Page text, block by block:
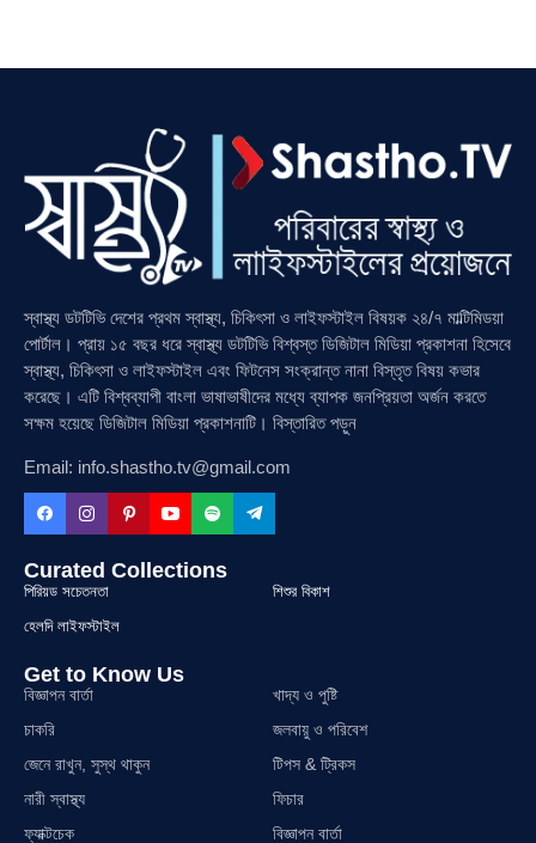
স্বাস্থ্য ডটটিভি দেশের প্রথম স্বাস্থ্য, চিকিৎসা ও লাইফস্টাইল বিষয়ক ২৪/৭ মাল্টিমিডয়া
পোর্টাল। প্রায় ১৫ বছর ধরে স্বাস্থ্য ডটটিভি বিশ্বস্ত ডিজিটাল মিডিয়া প্রকাশনা হিসেবে
স্বাস্থ্য, চিকিৎসা ও লাইফস্টাইল এবং ফিটনেস সংক্রান্ত নানা বিস্তৃত বিষয় কভার
করেছে। এটি বিশ্বব্যাপী বাংলা ভাষাভাষীদের মধ্যে ব্যাপক জনপ্রিয়তা অর্জন করতে
সক্ষম হয়েছে ডিজিটাল মিডিয়া প্রকাশনাটি। বিস্তারিত পড়ুন
Email: info.shastho.tv@gmail.com
Curated Collections
পিরিয়ড সচেতনতা
শিশুর বিকাশ
হেলদি লাইফস্টাইল
Get to Know Us
বিজ্ঞাপন বার্তা
খাদ্য ও পুষ্টি
চাকরি
জলবায়ু ও পরিবেশ
জেনে রাখুন, সুস্থ থাকুন
টিপস & ট্রিকস
নারী স্বাস্থ্য
ফিচার
ফ্যাক্টচেক
বিজ্ঞাপন বার্তা